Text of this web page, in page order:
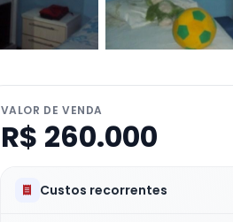
VALOR DE VENDA
R$ 260.000
Custos recorrentes